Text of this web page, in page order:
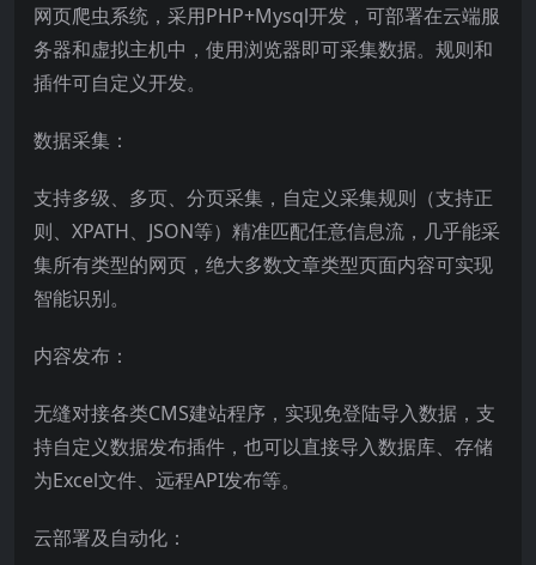
网页爬虫系统，采用PHP+Mysql开发，可部署在云端服
务器和虚拟主机中，使用浏览器即可采集数据。规则和
插件可自定义开发。
数据采集：
支持多级、多页、分页采集，自定义采集规则（支持正
则、XPATH、JSON等）精准匹配任意信息流，几乎能采
集所有类型的网页，绝大多数文章类型页面内容可实现
智能识别。
内容发布：
无缝对接各类CMS建站程序，实现免登陆导入数据，支
持自定义数据发布插件，也可以直接导入数据库、存储
为Excel文件、远程API发布等。
云部署及自动化：